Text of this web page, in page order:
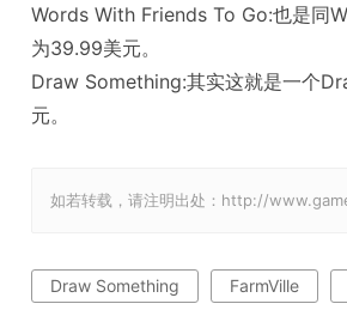
Words With Friends To Go:也是同
为39.99美元。
Draw Something:其实这就是一个
元。
如若转载，请注明出处：http://
Draw Something FarmVille